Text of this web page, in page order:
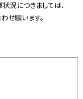
況につきましては、
せ願います。